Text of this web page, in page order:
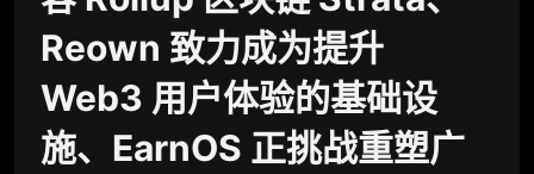
Reown 致力成为提升
Web3 用户体验的基础设
施、EarnOS 正挑战重塑广